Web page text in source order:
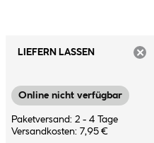
LIEFERN LASSEN
Online nicht verfügbar
Paketversand: 2 - 4 Tage
Versandkosten: 7,95 €